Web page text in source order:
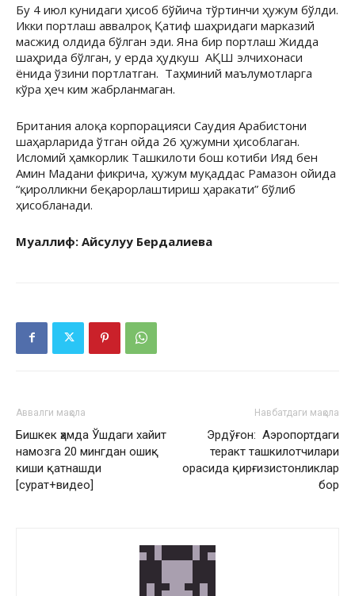
Бу 4 июл кунидаги ҳисоб бўйича тўртинчи ҳужум бўлди.
Икки портлаш аввалроқ Қатиф шаҳридаги марказий
масжид олдида бўлган эди. Яна бир портлаш Жидда
шаҳрида бўлган, у ерда ҳудкуш АҚШ элчихонаси
ёнида ўзини портлатган. Таҳминий маълумотларга
кўра ҳеч ким жабрланмаган.
Британия алоқа корпорацияси Саудия Арабистони
шаҳарларида ўтган ойда 26 ҳужумни ҳисоблаган.
Исломий ҳамкорлик Ташкилоти бош котиби Ияд бен
Амин Мадани фикрича, ҳужум муқаддас Рамазон ойида
“қиролликни беқарорлаштириш ҳаракати” бўлиб
ҳисобланади.
Муаллиф: Айсулуу Бердалиева
Аввалги мақола
Бишкек ҳамда Ўшдаги хайит
намозга 20 мингдан ошиқ
киши қатнашди
[сурат+видео]
Навбатдаги мақола
Эрдўғон: Аэропортдаги
теракт ташкилотчилари
орасида қирғизистонликлар
бор